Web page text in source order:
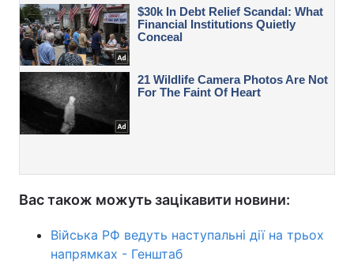
Вас також можуть зацікавити новини:
Війська РФ ведуть наступальні дії на трьох
напрямках - Генштаб